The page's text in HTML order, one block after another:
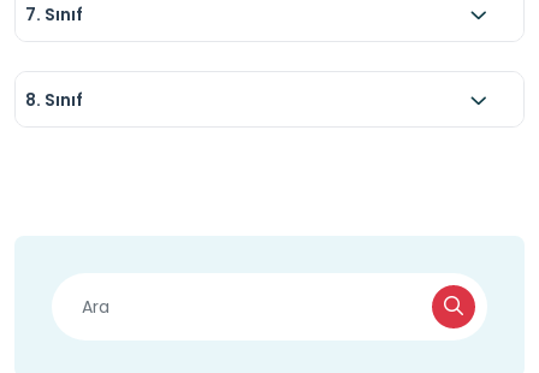
7. Sınıf
8. Sınıf